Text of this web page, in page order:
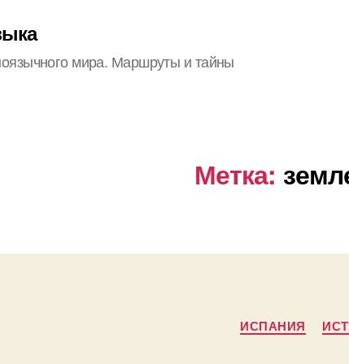
мира. Маршруты и тайны
Метка:
ИСПАНИЯ